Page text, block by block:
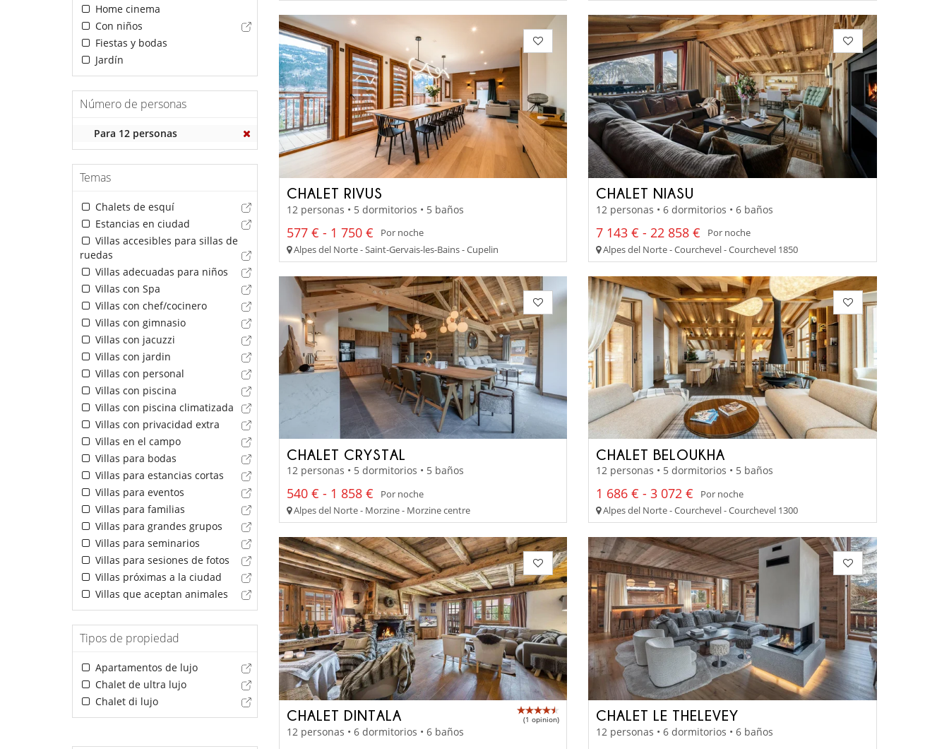
Home cinema
Con niños
Fiestas y bodas
Jardín
Número de personas
Para 12 personas
Temas
Chalets de esquí
Estancias en ciudad
Villas accesibles para sillas de
ruedas
Villas adecuadas para niños
Villas con Spa
Villas con chef/cocinero
Villas con gimnasio
Villas con jacuzzi
Villas con jardin
Villas con personal
Villas con piscina
Villas con piscina climatizada
Villas con privacidad extra
Villas en el campo
Villas para bodas
Villas para estancias cortas
Villas para eventos
Villas para familias
Villas para grandes grupos
Villas para seminarios
Villas para sesiones de fotos
Villas próximas a la ciudad
Villas que aceptan animales
Tipos de propiedad
Apartamentos de lujo
Chalet de ultra lujo
Chalet di lujo
CHALET RIVUS
12 personas • 5 dormitorios • 5 baños
577 € - 1 750 €
Por noche
Alpes del Norte - Saint-Gervais-les-Bains - Cupelin
CHALET NIASU
12 personas • 6 dormitorios • 6 baños
7 143 € - 22 858 €
Por noche
Alpes del Norte - Courchevel - Courchevel 1850
CHALET CRYSTAL
12 personas • 5 dormitorios • 5 baños
540 € - 1 858 €
Por noche
Alpes del Norte - Morzine - Morzine centre
CHALET BELOUKHA
12 personas • 5 dormitorios • 5 baños
1 686 € - 3 072 €
Por noche
Alpes del Norte - Courchevel - Courchevel 1300
CHALET DINTALA (1 opinion)
12 personas • 6 dormitorios • 6 baños
CHALET LE THELEVEY
12 personas • 6 dormitorios • 6 baños